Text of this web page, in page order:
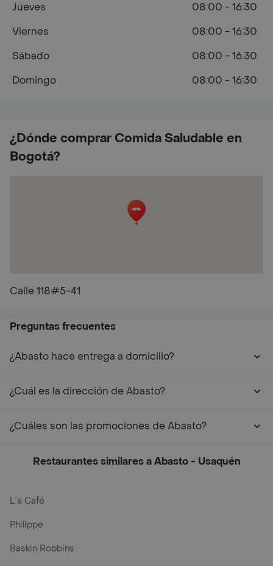
¿Dónde comprar Comida Saludable en
Bogotá?
Calle 118#5-41
Jueves
08:00 - 16:30
Viernes
08:00 - 16:30
Sábado
08:00 - 16:30
Domingo
08:00 - 16:30
Preguntas frecuentes
¿Abasto hace entrega a domicilio?
¿Cuál es la dirección de Abasto?
¿Cuáles son las promociones de Abasto?
Restaurantes similares a Abasto - Usaquén
L´s Café
Philippe
Baskin Robbins